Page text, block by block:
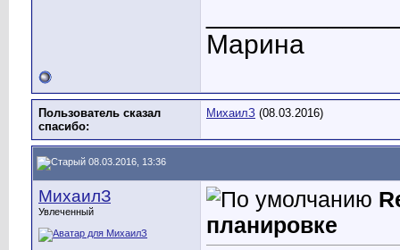
Марина
Пользователь сказал
cпасибо:
МихаилЗ (08.03.2016)
08.03.2016, 13:36
МихаилЗ
Увлеченный
планировке